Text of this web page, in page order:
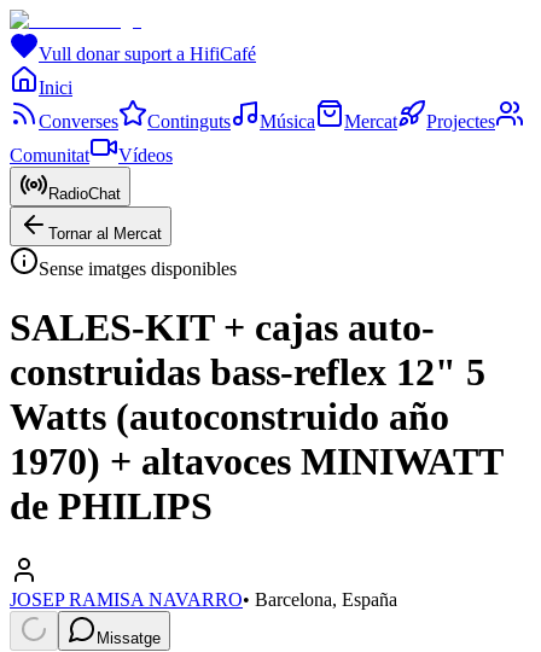
Vull donar suport a HifiCafé
Inici
Converses
Continguts Música Mercat
Projectes
Comunitat
Vídeos
RadioChat
Tornar al Mercat
Sense imatges disponibles
SALES-KIT + cajas auto-
construidas bass-reflex 12" 5
Watts (autoconstruido año
1970) + altavoces MINIWATT
de PHILIPS
JOSEP RAMISA NAVARRO• Barcelona, España
Missatge